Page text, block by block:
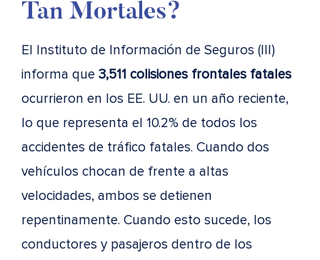
Tan Mortales?
El Instituto de Información de Seguros (III)
informa que 3,511 colisiones frontales fatales
ocurrieron en los EE. UU. en un año reciente,
lo que representa el 10.2% de todos los
accidentes de tráfico fatales. Cuando dos
vehículos chocan de frente a altas
velocidades, ambos se detienen
repentinamente. Cuando esto sucede, los
conductores y pasajeros dentro de los